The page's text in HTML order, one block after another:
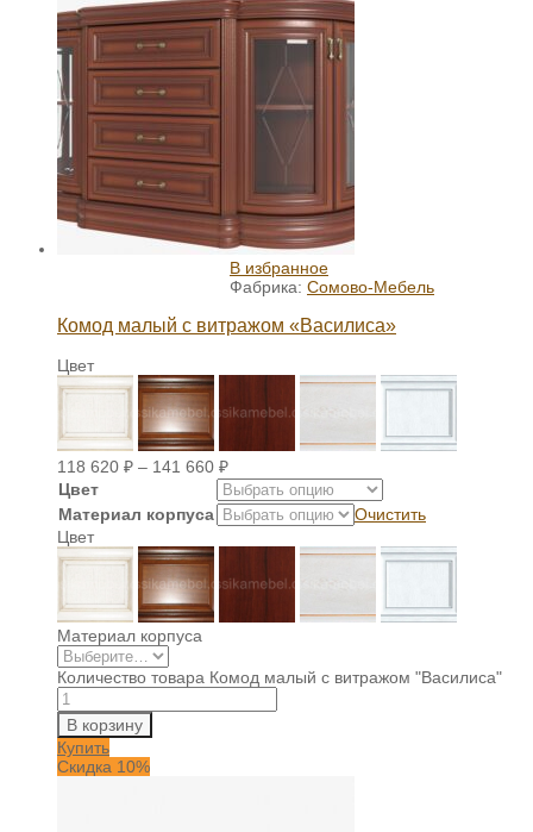
В избранное
Фабрика: Сомово-Мебель
Комод малый с витражом «Василиса»
Цвет
118 620 ₽ – 141 660 ₽
Цвет
Материал корпуса
Очистить
Цвет
Материал корпуса
Количество товара Комод малый с витражом "Василиса"
В корзину
Купить
Скидка 10%